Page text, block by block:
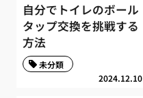
自分でトイレのボール
タップ交換を挑戦する
方法
2024.12.10
未分類